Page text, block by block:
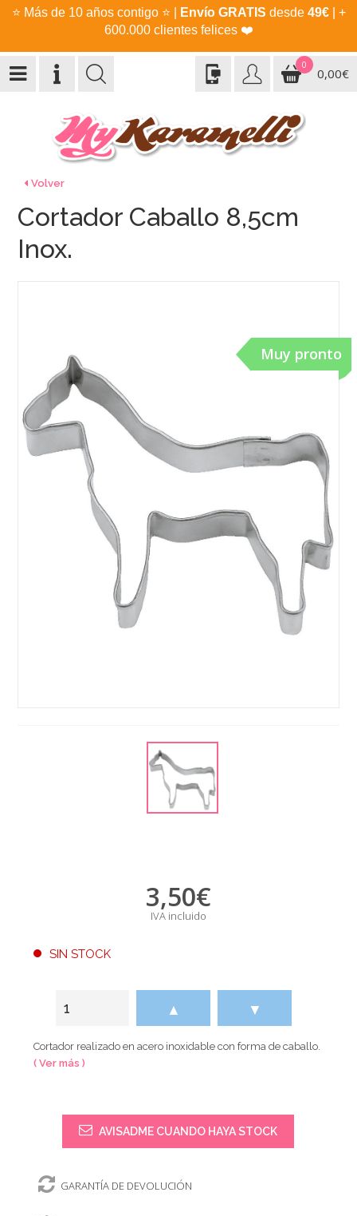
⭐ Más de 10 años contigo ⭐ Envío GRATIS desde 49€| +
600.000 clientes felices ❤️
0
0,00€
Volver
Muy pronto
Cortador Caballo 8,5cm
Inox.
3,50€
IVA incluido
SIN STOCK
▲ ▼
Cortador realizado en acero inoxidable con forma de caballo.
( Ver más )
AVISADME CUANDO HAYA STOCK
GARANTÍA DE DEVOLUCIÓN